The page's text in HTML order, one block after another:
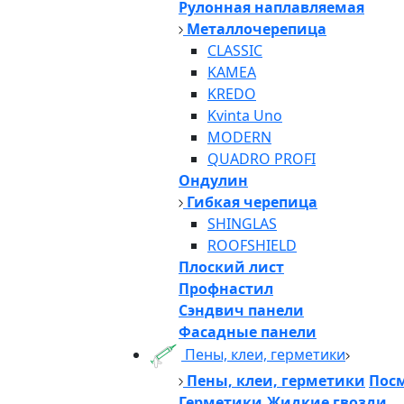
Рулонная наплавляемая
Металлочерепица
CLASSIC
KAMEA
KREDO
Kvinta Uno
MODERN
QUADRO PROFI
Ондулин
Гибкая черепица
SHINGLAS
ROOFSHIELD
Плоский лист
Профнастил
Сэндвич панели
Фасадные панели
Пены, клеи, герметики
Пены, клеи, герметики